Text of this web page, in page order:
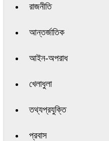
রাজনীতি
আন্তর্জাতিক
আইন-অপরাধ
খেলাধুলা
তথ্যপ্রযুক্তি
প্রবাস